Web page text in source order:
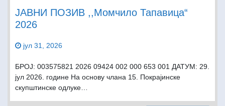
ЈАВНИ ПОЗИВ ,,Момчило Тапавица“
2026
јул 31, 2026
БРОЈ: 003575821 2026 09424 002 000 653 001 ДАТУМ: 29.
јул 2026. године На основу члана 15. Покрајинске
скупштинске одлуке…